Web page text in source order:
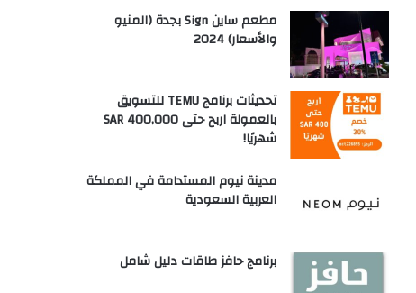
مطعم ساين Sign بجدة (المنيو
والأسعار) 2024
تحديثات برنامج TEMU للتسويق
بالعمولة اربح حتى SAR 400,000
شهريًا!
مدينة نيوم المستدامة في المملكة
العربية السعودية
برنامج حافز طاقات دليل شامل